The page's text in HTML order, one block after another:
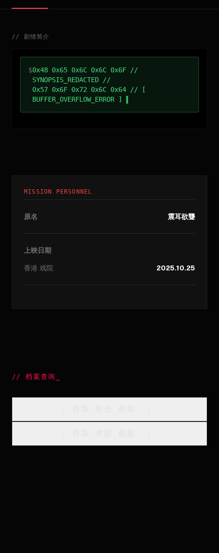
// 剧情简介
$0x48 0x65 0x6C 0x6C 0x6F //
SYNOPSIS_REDACTED //
0x57 0x6F 0x72 0x6C 0x64 // [
BUFFER_OVERFLOW_ERROR ]
MISSION PERSONNEL
原名 震耳欲聾
上映日期
香港 戏院 2025.10.25
//档案查询